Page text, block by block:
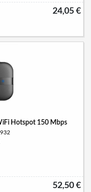
24,05 €
Hotspot 150 Mbps
52,50 €